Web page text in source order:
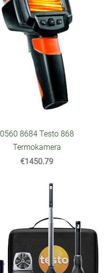
0560 8684 Testo 868
Termokamera
€1450.79